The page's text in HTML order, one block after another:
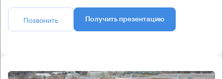
Позвонить Получить презентацию